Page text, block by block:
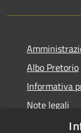
Albo Pretorio
Informativa
Note legali